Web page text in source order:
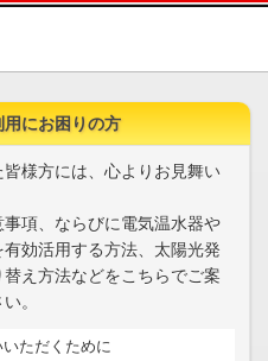
の本文へ
にお困りの方
様方には、心よりお見舞い
項、ならびに電気温水器や
効活用する方法、太陽光発
え方法などをこちらでご案
。
ただくために